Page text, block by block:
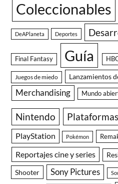
Coleccionables
DeAPlaneta Deportes
Final Fantasy Guía
Juegos de miedo Lanzamientos
Merchandising Mundo
Nintendo Plataformas
PlayStation Pokémon
Reportajes cine y series
Shooter Sony Pictures